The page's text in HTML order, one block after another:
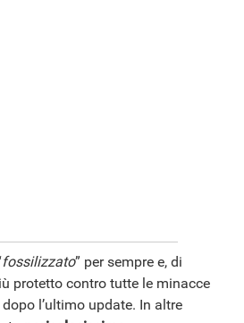
fossilizzato” per sempre e, di
protetto contro tutte le minacce
l’ultimo update. In altre